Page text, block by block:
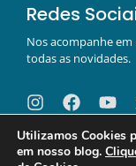
Redes
Nos acompanhe
todas as novidades.
Utilizamos Cookies
em nosso blog.